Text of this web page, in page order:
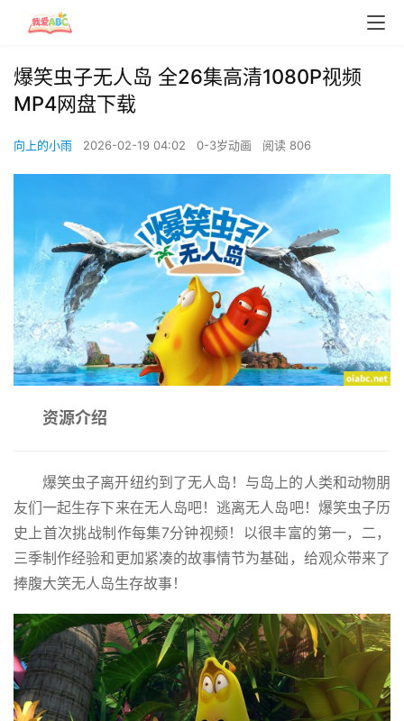
爆笑虫子无人岛 全26集高清1080P视频
MP4网盘下载
向上的小雨 2026-02-19 04:02 0-3岁动画 阅读 806
资源介绍
爆笑虫子离开纽约到了无人岛！与岛上的人类和动物朋
友们一起生存下来在无人岛吧！逃离无人岛吧！爆笑虫子历
史上首次挑战制作每集7分钟视频！以很丰富的第一，二，
三季制作经验和更加紧凑的故事情节为基础，给观众带来了
捧腹大笑无人岛生存故事！